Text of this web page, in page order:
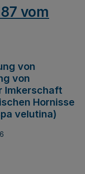
vom
von
von
Imkerschaft
Hornisse
velutina)